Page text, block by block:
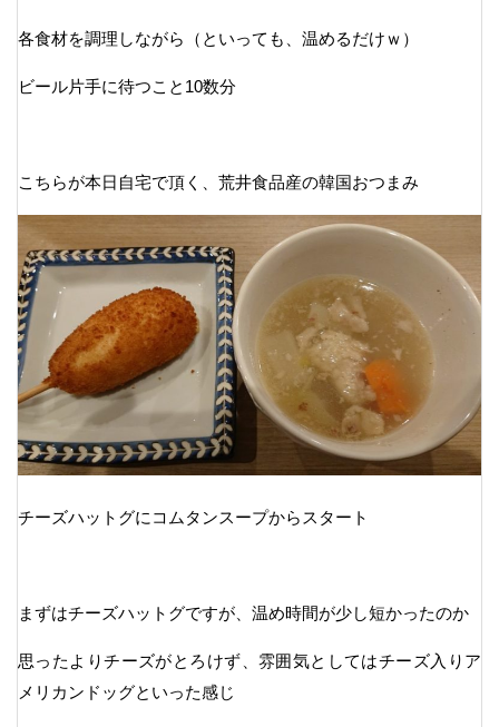
各食材を調理しながら（といっても、温めるだけｗ）
ビール片手に待つこと10数分
こちらが本日自宅で頂く、荒井食品産の韓国おつまみ
チーズハットグにコムタンスープからスタート
まずはチーズハットグですが、温め時間が少し短かったのか
思ったよりチーズがとろけず、雰囲気としてはチーズ入りア
メリカンドッグといった感じ